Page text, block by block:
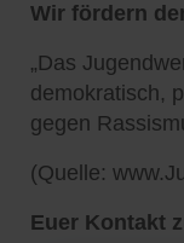
Wir fördern
„Das
demokratisch,
gegen
(Quelle:
Euer Kontakt